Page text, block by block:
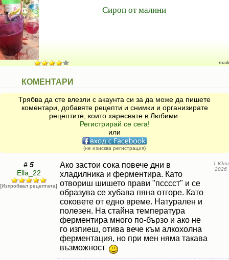
Сироп от малини
maili
КОМЕНТАРИ
Трябва да сте влезли с акаунта си за да може да пишете
коментари, добавяте рецепти и снимки и организирате
рецептите, които харесвате в Любими.
Регистрирай се сега!
или
(не изисква регистрация)
# 5
Ella_22
[Изпробвал рецептата]
Ако застои сока повече дни в
хладилника и ферментира. Като
отвориш шишето прави "псссст" и се
образува се хубава пяна отгоре. Като
соковете от едно време. Натурален и
полезен. На стайна температура
ферментира много по-бързо и ако не
го изпиеш, отива вече към алкохолна
ферментация, но при мен няма такава
възможност
1 Юли
2026